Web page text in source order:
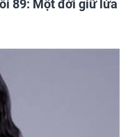
89: Một đời giữ lửa